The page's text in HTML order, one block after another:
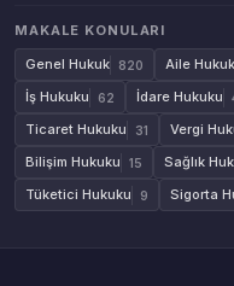
MAKALE KONULARI
Genel Hukuk
820 Aile
İş Hukuku 62 İdare Hukuku
Ticaret Hukuku 31 Vergi
Bilişim Hukuku 15 Sağlık
Tüketici Hukuku 9 Sigorta